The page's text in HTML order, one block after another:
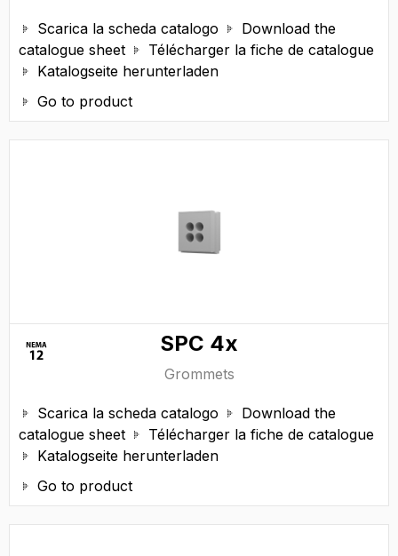
 Scarica la scheda catalogo 
Download the
catalogue sheet
 Télécharger la fiche de catalogue
 Katalogseite herunterladen
 Go to product
SPC 4x
Grommets
 Scarica la scheda catalogo 
Download the
catalogue sheet
 Télécharger la fiche de catalogue
 Katalogseite herunterladen
 Go to product